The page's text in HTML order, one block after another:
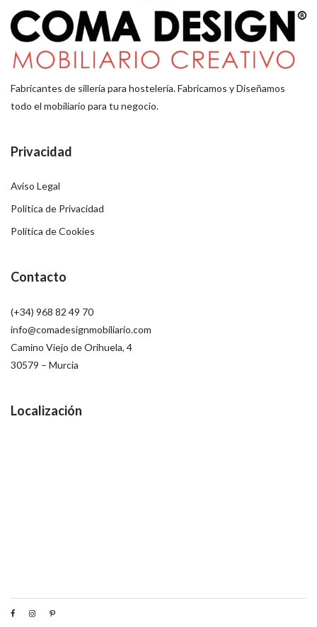
Fabricantes de sillería para hostelería. Fabricamos y Diseñamos
todo el mobiliario para tu negocio.
Privacidad
Aviso Legal
Política de Privacidad
Política de Cookies
Contacto
(+34) 968 82 49 70
info@comadesignmobiliario.com
Camino Viejo de Orihuela, 4
30579 – Murcia
Localización